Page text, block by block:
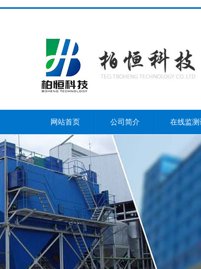
网站首页 公司简介 在线监测